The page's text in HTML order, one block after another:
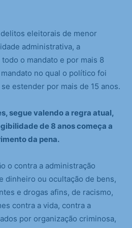
eleitorais de menor
administrativa, a
o mandato e por mais 8
no qual o político foi
estender por mais de 15 anos.
segue valendo a regra atual,
de 8 anos começa a
da pena.
o contra a administração
dinheiro ou ocultação de bens,
e drogas afins, de racismo,
contra a vida, contra a
por organização criminosa,